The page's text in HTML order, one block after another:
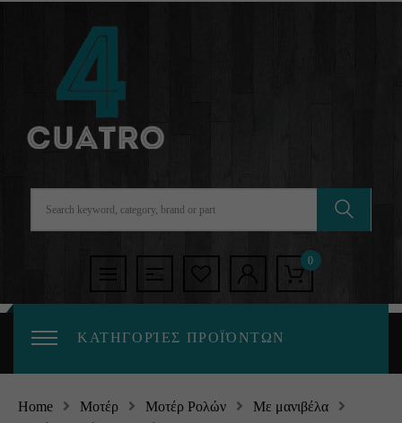
0
ΚΑΤΗΓΟΡΊΕΣ ΠΡΟΪΌΝΤΩΝ
Home Μοτέρ Μοτέρ Ρολών
Με μανιβέλα